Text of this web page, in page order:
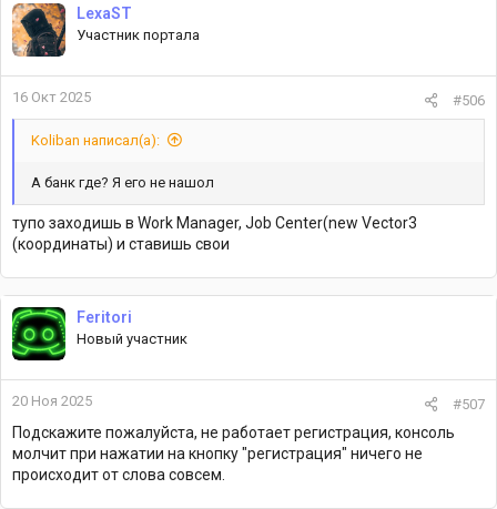
LexaST
Участник портала
16 Окт 2025 #506
Koliban написал(а):
А банк где? Я его не нашол
тупо заходишь в Work Manager, Job Center(new Vector3
(координаты) и ставишь свои
Feritori
Новый участник
20 Ноя 2025 #507
Подскажите пожалуйста, не работает регистрация, консоль
молчит при нажатии на кнопку "регистрация" ничего не
происходит от слова совсем.